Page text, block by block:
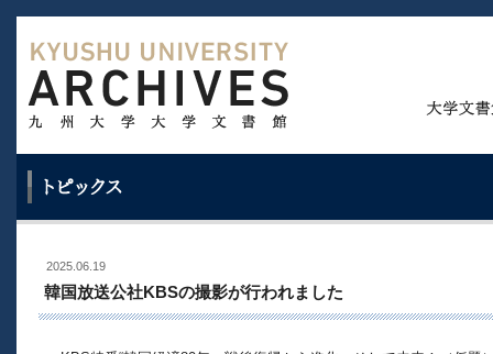
2025.06.19
韓国放送公社KBSの撮影が行われました